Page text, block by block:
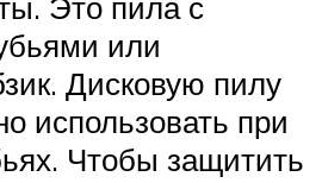
или
Дисковую пилу
использовать при
Чтобы защитить